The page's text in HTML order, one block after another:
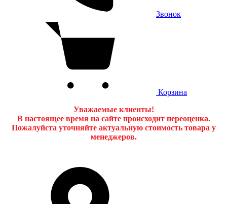
Звонок
Корзина
Уважаемые клиенты!
В настоящее время на сайте происходит переоценка.
Пожалуйста уточняйте актуальную стоимость товара у
менеджеров.